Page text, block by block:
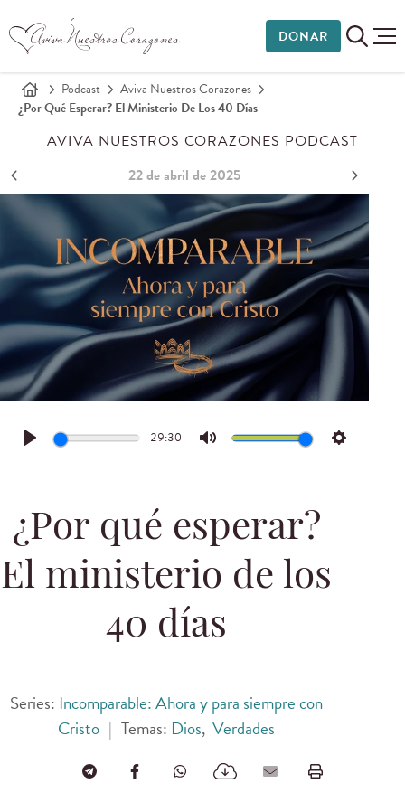
DONAR
Podcast
Aviva Nuestros Corazones
¿Por Qué Esperar? El Ministerio De Los 40 Días
AVIVA NUESTROS CORAZONES PODCAST
22 de abril de 2025
Play
29:30
Mute Settings
¿Por qué esperar?
El ministerio de los
40 días
Series: Incomparable: Ahora y para siempre con
Cristo | Temas: Dios, Verdades